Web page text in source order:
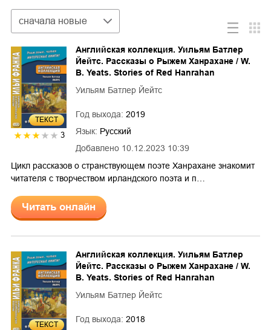
Сортировка
сначала новые
ТЕКСТ
3
Добавлено 10.12.2023 10:39
Английская коллекция. Уильям Батлер
Йейтс. Рассказы о Рыжем Ханрахане / W.
B. Yeats. Stories of Red Hanrahan
Уильям Батлер Йейтс
Год выхода: 2019
Язык: Русский
Цикл рассказов о странствующем поэте Ханрахане знакомит
читателя с творчеством ирландского поэта и п…
Читать онлайн
ТЕКСТ
Английская коллекция. Уильям Батлер
Йейтс. Рассказы о Рыжем Ханрахане / W.
B. Yeats. Stories of Red Hanrahan
Уильям Батлер Йейтс
Год выхода: 2018